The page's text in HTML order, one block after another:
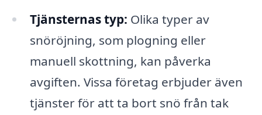
Tjänsternas typ: Olika typer av
snöröjning, som plogning eller
manuell skottning, kan påverka
avgiften. Vissa företag erbjuder även
tjänster för att ta bort snö från tak